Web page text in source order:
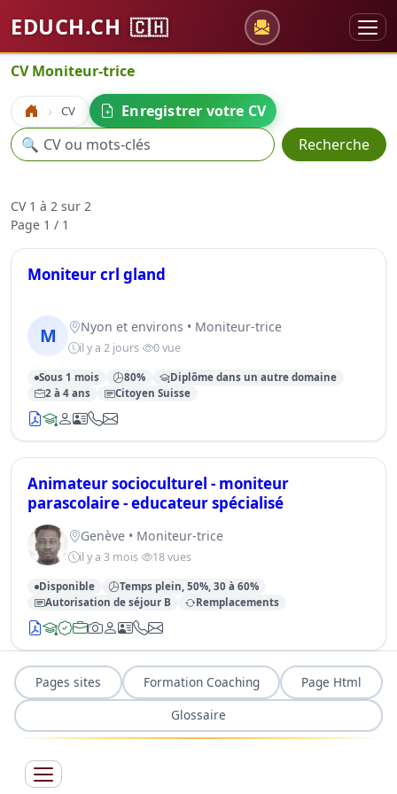
EDUCH.CH 🇨🇭
CV Moniteur-trice
Accueil CV
Enregistrer votre CV
Recherche
🔍 Recherche
CV 1 à 2 sur 2
Page 1 / 1
Moniteur crl gland
M Nyon et environs • Moniteur-trice
il y a 2 jours 0 vue
Sous 1 mois 80%
Diplôme dans un autre domaine
2 à 4 ans
Citoyen Suisse
Animateur socioculturel - moniteur
parascolaire - educateur spécialisé
Genève • Moniteur-trice
il y a 3 mois 18 vues
Disponible
Temps plein, 50%, 30 à 60%
Autorisation de séjour B
Remplacements
Pages sites Formation Coaching
Page Html
Glossaire